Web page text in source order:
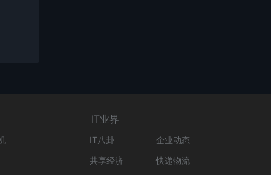
IT业界
IT八卦
企业动态
共享经济
快递物流